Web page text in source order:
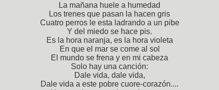
La mañana huele a humedad
Los trenes que pasan la hacen gris
Cuatro perros le esta ladrando a un pibe
Y del miedo se hace pis.
Es la hora naranja, es la hora violeta
En que el mar se come al sol
El mundo se frena y en mi cabeza
Solo hay una canción:
Dale vida, dale vida,
Dale vida a este pobre cuore-corazón....